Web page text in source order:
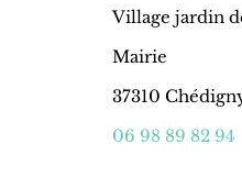
Village jardin
Mairie
37310
06 98 89 82 94